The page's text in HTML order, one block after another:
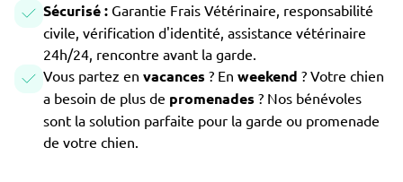
Sécurisé : Garantie Frais Vétérinaire, responsabilité
civile, vérification d'identité, assistance vétérinaire
24h/24, rencontre avant la garde.
Vous partez en vacances ? En weekend ? Votre chien
a besoin de plus de promenades ? Nos bénévoles
sont la solution parfaite pour la garde ou promenade
de votre chien.